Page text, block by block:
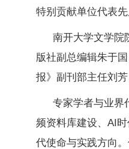
特别贡献单位代表先
南开大学文学院
版社副总编辑朱于
报》副刊部主任刘
专家学者与业界
频资料库建设、 AI
代使命与实践方向